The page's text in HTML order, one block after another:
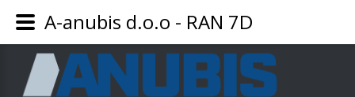
A-anubis d.o.o - RAN 7D